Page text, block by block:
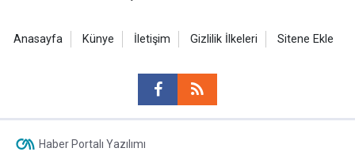
Anasayfa Künye İletişim Gizlilik İlkeleri Sitene Ekle
Haber Portalı Yazılımı